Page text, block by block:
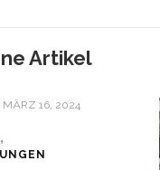
Artikel
MÄRZ 16, 2024